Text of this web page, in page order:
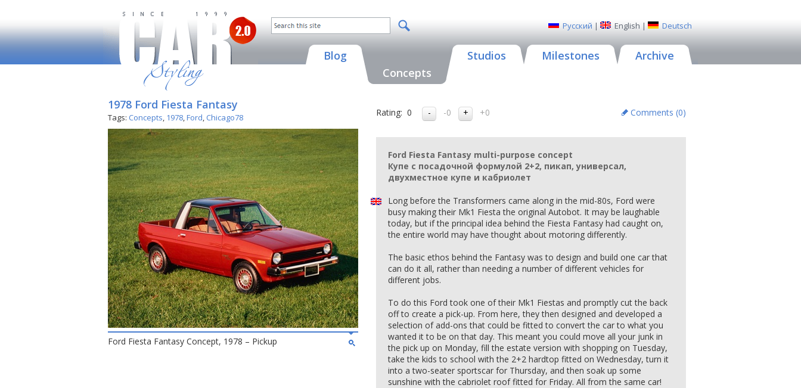
Русский | English | Deutsch
Blog
Concepts
Studios Milestones Archive
1978 Ford Fiesta Fantasy
Tags: Concepts, 1978,Ford, Chicago78
Ford Fiesta Fantasy Concept, 1978 – Pickup
Rating: 0 -0 +0 Comments (0)
Ford Fiesta Fantasy multi-purpose concept
Купе с посадочной формулой 2+2, пикап, универсал,
двухместное купе и кабриолет
Long before the Transformers came along in the mid-80s, Ford were
busy making their Mk1 Fiesta the original Autobot. It may be laughable
today, but if the principal idea behind the Fiesta Fantasy had caught on,
the entire world may have thought about motoring differently.
The basic ethos behind the Fantasy was to design and build one car that
can do it all, rather than needing a number of different vehicles for
different jobs.
To do this Ford took one of their Mk1 Fiestas and promptly cut the back
off to create a pick-up. From here, they then designed and developed a
selection of add-ons that could be fitted to convert the car to what you
wanted it to be on that day. This meant you could move all your junk in
the pick up on Monday, fill the estate version with shopping on Tuesday,
take the kids to school with the 2+2 hardtop fitted on Wednesday, turn it
into a two-seater sportscar for Thursday, and then soak up some
sunshine with the cabriolet roof fitted for Friday. All from the same car!